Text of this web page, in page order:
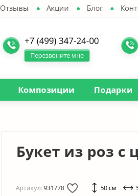
Отзывы Акции Блог
+7 (499) 347-24-00
Перезвоните мне
Композиции Подарки
Букет из роз с
Артикул:931778 50 см